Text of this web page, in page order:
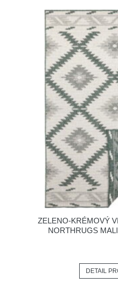
ZELENO-KRÉMOVÝ
NORTHRUGS
DETAIL